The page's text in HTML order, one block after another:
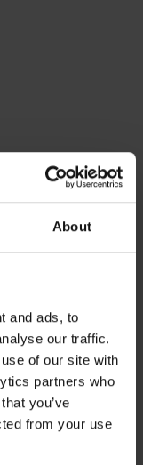
About
and ads, to
our traffic.
of our site with
partners who
you’ve
from your use